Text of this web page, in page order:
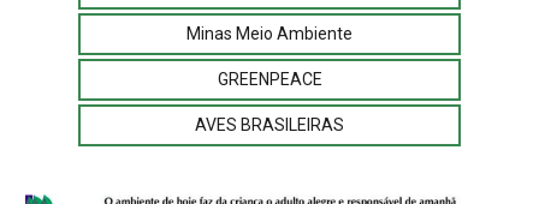
Minas Meio Ambiente
GREENPEACE
AVES BRASILEIRAS